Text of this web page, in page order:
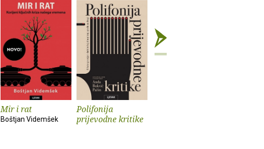
Mir i rat
Boštjan Videmšek
Polifonija
prijevodne kritike